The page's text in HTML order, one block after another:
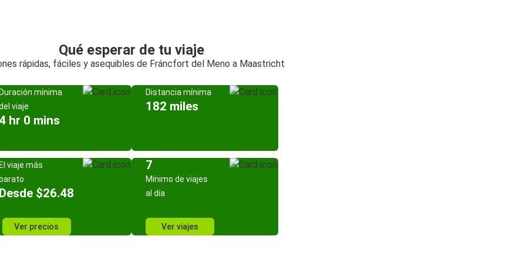
Qué esperar de tu viaje
rápidas, fáciles y asequibles de Fráncfort del Meno a Maastricht
Duración mínima
viaje
hr 0 mins
Distancia mínima
182 miles
El viaje más
barato
Desde $26.48
Ver precios
7
Mínimo de viajes
al día
Ver viajes